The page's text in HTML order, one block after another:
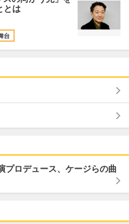
とは
台
ロデュース、ケージらの曲